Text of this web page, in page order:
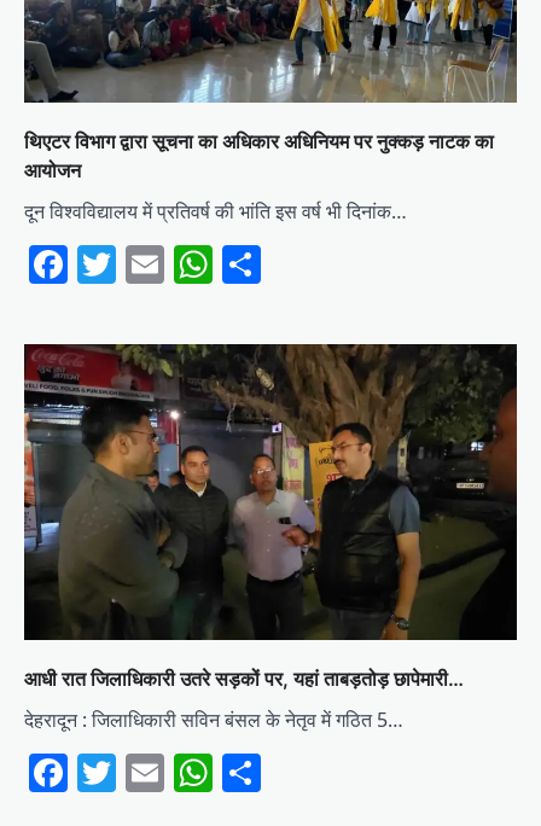
थिएटर विभाग द्वारा सूचना का अधिकार अधिनियम पर नुक्कड़ नाटक का
आयोजन
दून विश्वविद्यालय में प्रतिवर्ष की भांति इस वर्ष भी दिनांक…
Facebook
Twitter
EmailWhatsApp
आधी रात जिलाधिकारी उतरे सड़कों पर, यहां ताबड़तोड़ छापेमारी…
देहरादून : जिलाधिकारी सविन बंसल के नेतृव में गठित 5…
Facebook
Twitter
EmailWhatsApp